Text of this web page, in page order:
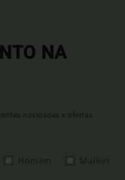
NA
novidades e ofertas